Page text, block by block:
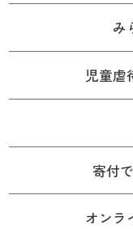
み
児童虐
寄付
オンラ